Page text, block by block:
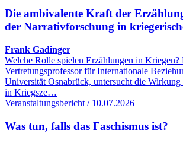
Die ambivalente Kraft der
der Narrativforschung in
Frank Gadinger
Welche Rolle spielen Erzählungen in Kriegen?
Vertretungsprofessor für Internationale
Universität Osnabrück, untersucht die
in Kriegsze…
Veranstaltungsbericht / 10.07.2026
Was tun, falls das Faschismus ist?